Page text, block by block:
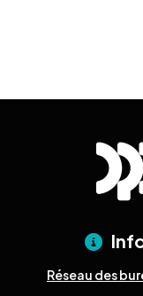
Réseau des